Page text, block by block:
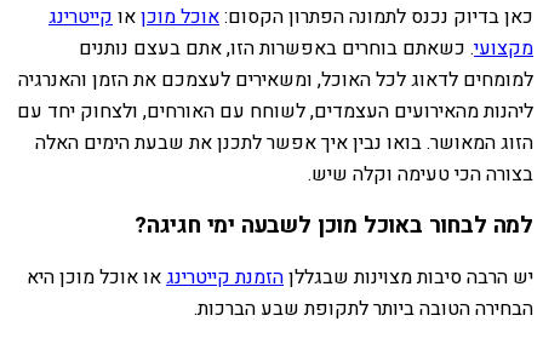
כאן בדיוק נכנס לתמונה הפתרון הקסום:אוכל מוכןאו קייטרינג
מקצועי. כשאתם בוחרים באפשרות הזו, אתם בעצם נותנים
למומחים לדאוג לכל האוכל, ומשאירים לעצמכם את הזמן והאנרגיה
ליהנות מהאירועים העצמדים, לשוחח עם האורחים, ולצחוק יחד עם
הזוג המאושר. בואו נבין איך אפשר לתכנן את שבעת הימים האלה
בצורה הכי טעימה וקלה שיש.
למה לבחור באוכל מוכן לשבעה ימי חגיגה?
יש הרבה סיבות מצוינות שבגללןהזמנת קייטרינגאו אוכל מוכן היא
הבחירה הטובה ביותר לתקופת שבע הברכות.